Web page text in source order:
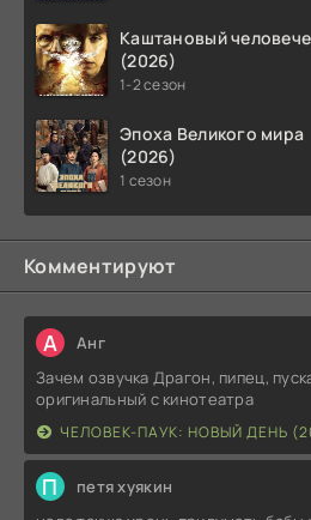
Каштановый
(2026)
1-2 сезон
Эпоха Великого мира
(2026)
1 сезон
Комментируют
А Анг
Зачем озвучка Драгон, пипец,
оригинальный с кинотеатра
ЧЕЛОВЕК-ПАУК: НОВЫЙ ДЕНЬ
П петя хуякин